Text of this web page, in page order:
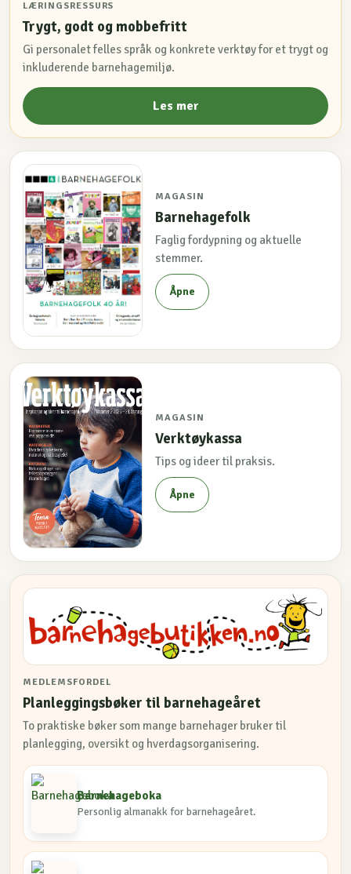
LÆRINGSRESSURS
Trygt, godt og mobbefritt
Gi personalet felles språk og konkrete verktøy for et trygt og
inkluderende barnehagemiljø.
Les mer
MAGASIN
Barnehagefolk
Faglig fordypning og aktuelle
stemmer.
Åpne
MAGASIN
Verktøykassa
Tips og ideer til praksis.
Åpne
MEDLEMSFORDEL
Planleggingsbøker til barnehageåret
To praktiske bøker som mange barnehager bruker til
planlegging, oversikt og hverdagsorganisering.
Barnehageboka
Personlig almanakk for barnehageåret.